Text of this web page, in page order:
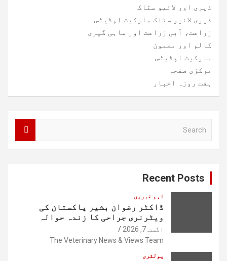
ڈیری اور لائیو سٹاک
ڈیری لائیو سٹاک مارکیٹ اپڈیٹس
زراعت، آبی زراعت اور ماہی گیری
کالم اور مضمون
مارکیٹ اپڈیٹس
مرکزی صفحہ
ہفت روزہ اخبار
Recent Posts
اہم خبریں
ڈاکٹر رضوان بشیر پاکستان کی
ویٹرنری جراحی کا زندہ حوالہ
اگست 7, 2026
The Veterinary News & Views Team
پولٹری